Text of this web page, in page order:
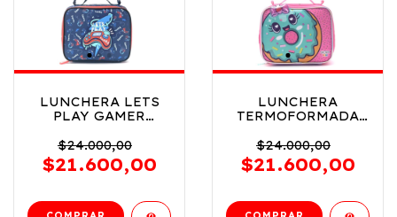
LUNCHERA LETS
PLAY GAMER
35405
$24.000,00
$21.600,00
LUNCHERA
TERMOFORMADA
KAWAI DONUT
COD 43083
$24.000,00
$21.600,00